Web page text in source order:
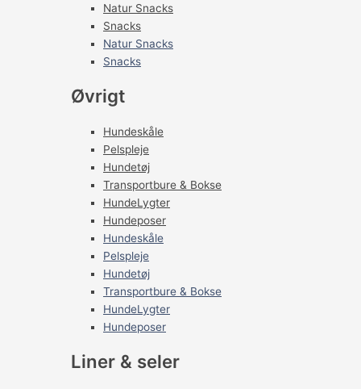
Natur Snacks
Snacks
Natur Snacks
Snacks
Øvrigt
Hundeskåle
Pelspleje
Hundetøj
Transportbure & Bokse
HundeLygter
Hundeposer
Hundeskåle
Pelspleje
Hundetøj
Transportbure & Bokse
HundeLygter
Hundeposer
Liner & seler